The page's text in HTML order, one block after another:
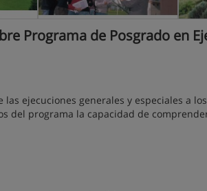
Programa de Posgrado en
ejecuciones generales y especiales a
del programa la capacidad de